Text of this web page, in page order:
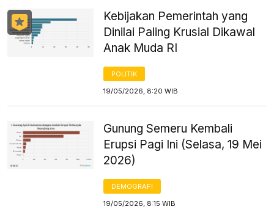
Kebijakan Pemerintah yang
Dinilai Paling Krusial Dikawal
Anak Muda RI
POLITIK
19/05/2026, 8:20 WIB
Gunung Semeru Kembali
Erupsi Pagi Ini (Selasa, 19 Mei
2026)
DEMOGRAFI
19/05/2026, 8:15 WIB